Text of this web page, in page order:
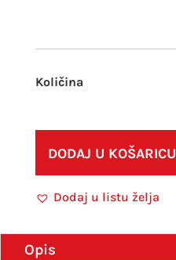
DODAJ U KOŠARICU
Dodaj u listu želja
Opis